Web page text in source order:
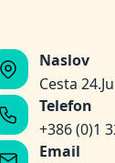
Naslov
Cesta
Telefon
+386 (0)1
Email